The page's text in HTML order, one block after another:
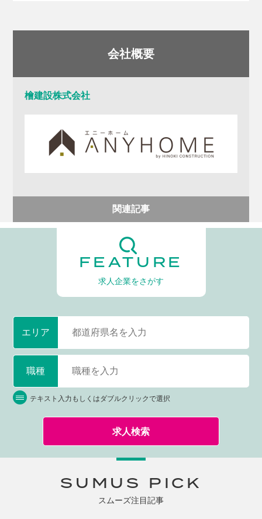
会社概要
檜建設株式会社
関連記事
FEATURE
求人企業をさがす
エリア
テキスト入力もしくはダブルクリックで選択
職種
求人検索
SUMUS PICK
スムーズ注目記事